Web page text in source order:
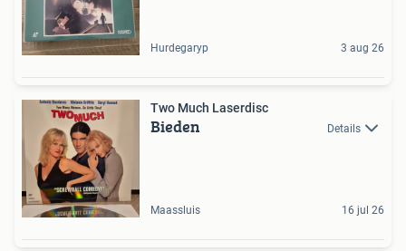
Hurdegaryp 3 aug 26
Two Much Laserdisc
Bieden Details
Maassluis 16 jul 26